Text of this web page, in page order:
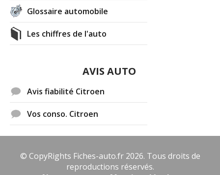
Glossaire automobile
Les chiffres de l'auto
AVIS AUTO
Avis fiabilité Citroen
Vos conso. Citroen
© CopyRights Fiches-auto.fr 2026. Tous droits de
reproductions réservés.